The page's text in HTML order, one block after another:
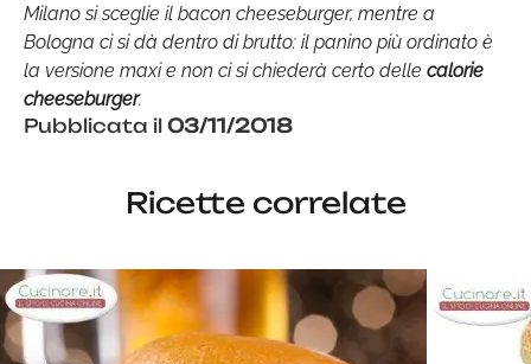
Milano si sceglie il bacon cheeseburger, mentre a
Bologna ci si dà dentro di brutto: il panino più ordinato è
la versione maxi e non ci si chiederà certo delle calorie
cheeseburger.
Pubblicata il 03/11/2018
Ricette correlate